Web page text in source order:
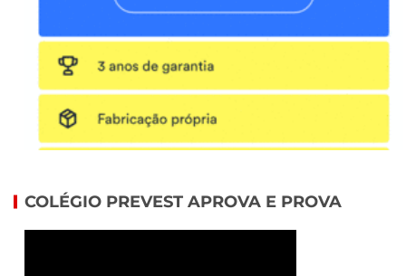
COLÉGIO PREVEST APROVA E PROVA